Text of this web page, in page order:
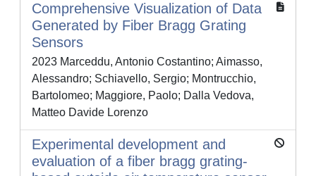
Comprehensive Visualization of Data
Generated by Fiber Bragg Grating
Sensors
2023 Marceddu, Antonio Costantino; Aimasso,
Alessandro; Schiavello, Sergio; Montrucchio,
Bartolomeo; Maggiore, Paolo; Dalla Vedova,
Matteo Davide Lorenzo
Experimental development and
evaluation of a fiber bragg grating-